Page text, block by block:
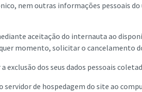
nem outras informações pessoais do
aceitação do internauta ao
momento, solicitar o cancelamento
dos seus dados pessoais
servidor de hospedagem do site ao